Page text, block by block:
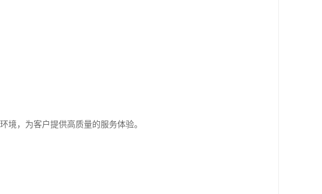
境，为客户提供高质量的服务体验。